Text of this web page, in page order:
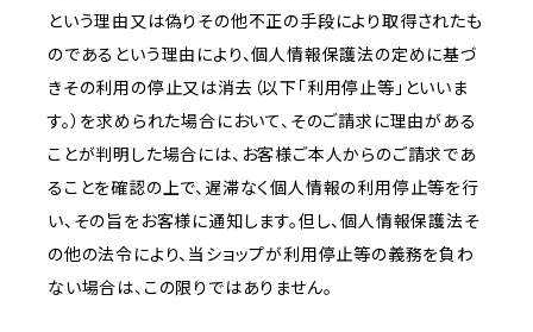
という理由又は偽りその他不正の手段により取得されたも
のであるという理由により、個人情報保護法の定めに基づ
きその利用の停止又は消去（以下「利用停止等」といいま
す。）を求められた場合において、そのご請求に理由がある
ことが判明した場合には、お客様ご本人からのご請求であ
ることを確認の上で、遅滞なく個人情報の利用停止等を行
い、その旨をお客様に通知します。但し、個人情報保護法そ
の他の法令により、当ショップが利用停止等の義務を負わ
ない場合は、この限りではありません。